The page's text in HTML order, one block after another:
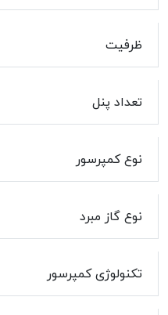
ظرفیت
تعداد پنل
نوع کمپرسور
نوع گاز مبرد
تکنولوژی کمپرسور